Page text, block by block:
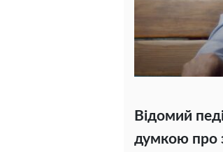
Відомий
думкою про